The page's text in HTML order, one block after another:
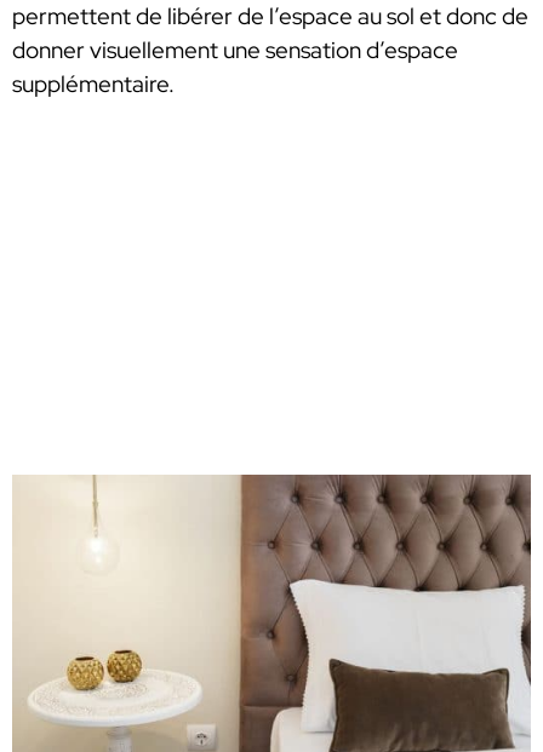
permettent de libérer de l’espace au sol et donc de
donner visuellement une sensation d’espace
supplémentaire.